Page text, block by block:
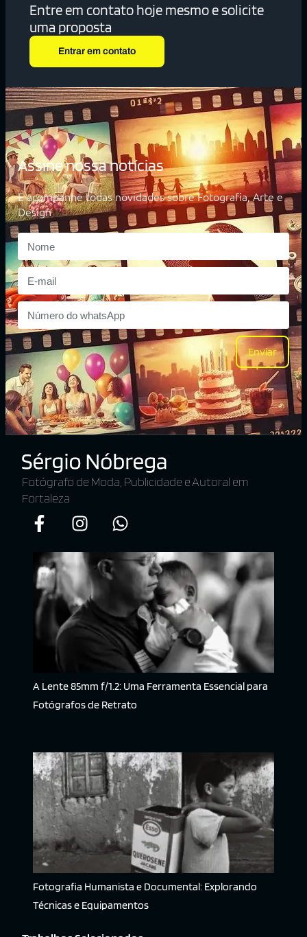
Entre em contato hoje mesmo e solicite
uma proposta
Entrar em contato
Assine nossa notícias
E acompanhe todas novidades sobre Fotografia, Arte e
Design
Enviar
Fotógrafo de Moda, Publicidade e Autoral em
Fortaleza
A Lente 85mm f/1.2: Uma Ferramenta Essencial para
Fotógrafos de Retrato
Fotografia Humanista e Documental: Explorando
Técnicas e Equipamentos